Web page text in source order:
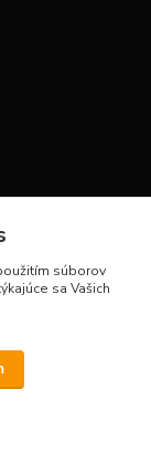
súborov
sa Vašich